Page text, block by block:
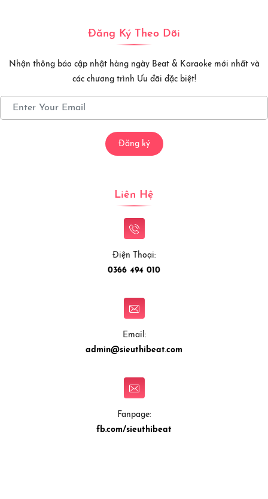
Đăng Ký Theo Dõi
Nhận thông báo cập nhật hàng ngày Beat & Karaoke mới nhất và
các chương trình Ưu đãi đặc biệt!
Đăng ký
Liên Hệ
Điện Thoại:
0366 494 010
Email:
admin@sieuthibeat.com
Fanpage:
fb.com/sieuthibeat